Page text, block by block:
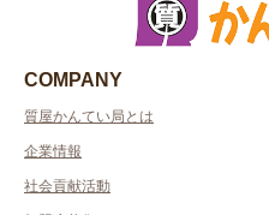
COMPANY
質屋かんてい局とは
企業情報
社会貢献活動